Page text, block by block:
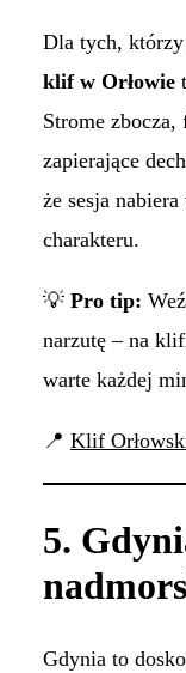
Dla tych, którzy
klif w Orłowie
Strome zbocza,
zapierające
że sesja
charakteru.
💡 Pro tip:
narzutę – na
warte każdej
📍 Klif
5.
Gdynia to